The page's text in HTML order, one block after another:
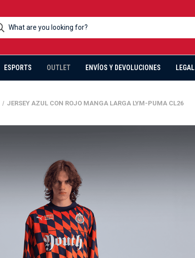
ESPORTS OUTLET ENVÍOS Y DEVOLUCIONES LEGAL
JERSEY AZUL CON ROJO MANGA LARGA LYM-PUMA CL26